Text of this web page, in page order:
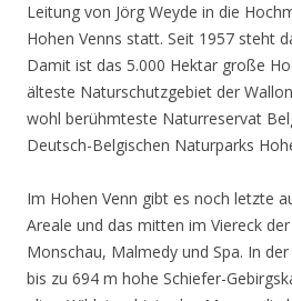
Leitung von Jörg Weyde in die
Hohen Venns statt. Seit 1957 steht
Damit ist das 5.000 Hektar große
älteste Naturschutzgebiet der
wohl berühmteste Naturreservat
Deutsch-Belgischen Naturparks
Im Hohen Venn gibt es noch letzte
Areale und das mitten im Viereck
Monschau, Malmedy und Spa. In
bis zu 694 m hohe Schiefer-